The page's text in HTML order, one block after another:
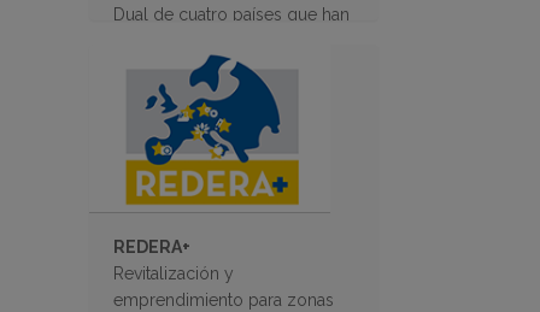
Dual de cuatro países que han
proyectos de FP dual.
REDERA+
Revitalización y
emprendimiento para zonas